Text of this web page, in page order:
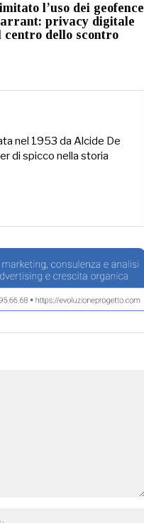
l’uso dei geofence
privacy digitale
centro dello scontro
nel 1953 da Alcide De
di spicco nella storia